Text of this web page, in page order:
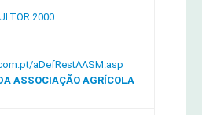
ASSOCIAÇÃO AGRÍCOLA